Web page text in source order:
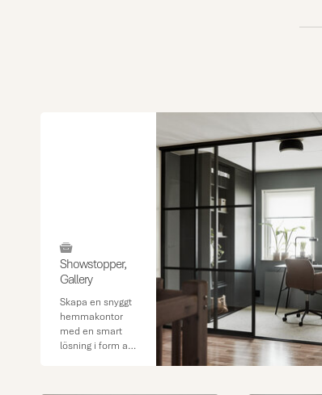
Showstopper,
Gallery
Skapa en snyggt
hemmakontor
med en smart
lösning i form av